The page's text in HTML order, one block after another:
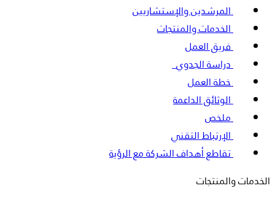
المرشدين والإستشاريين
الخدمات والمنتجات
فريق العمل
دراسة الجدوي3
خطة العمل
الوثائق الداعمة
ملخص
الإرتباط التقني
تقاطع أهداف الشركة مع الرؤية
الخدمات والمنتجات